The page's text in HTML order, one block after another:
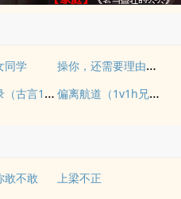
同学 操你，还需要理由吗？(校园H)
阴阳悬壶录（古言1v1H） 偏离航道（1v1h兄妹骨科bg）
敢不敢
上梁不正